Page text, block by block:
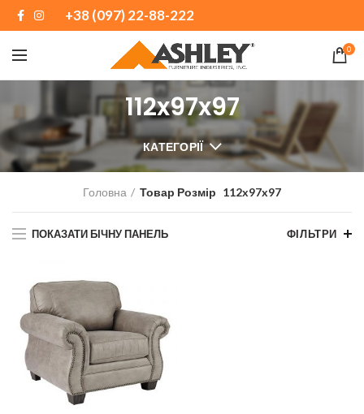
+38 (097) 22-88-222
0
112x97x97
КАТЕГОРІЇ
Головна Товар Розмір 112x97x97
ПОКАЗАТИ БІЧНУ ПАНЕЛЬ ФІЛЬТРИ